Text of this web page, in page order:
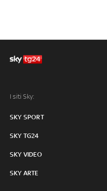
I siti Sky:
SKY SPORT
SKY TG24
SKY VIDEO
SKY ARTE